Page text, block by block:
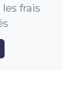
les frais